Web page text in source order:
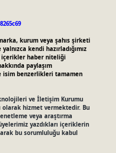
kurum veya şahıs şirketi
kendi hazırladığımız
içerikler haber niteliği
paylaşım
isim benzerlikleri tamamen
ve İletişim Kurumu
olarak hizmet vermektedir. Bu
veya araştırma
yazdıkları içeriklerin
bu sorumluluğu kabul